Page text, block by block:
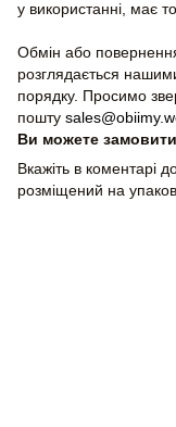
у використанні, має
Обмін або
розглядається
порядку. Просимо
пошту
Ви можете
Вкажіть в коментарі
розміщений на